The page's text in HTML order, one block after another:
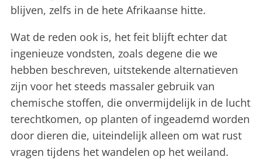
blijven, zelfs in de hete Afrikaanse hitte.
Wat de reden ook is, het feit blijft echter dat
ingenieuze vondsten, zoals degene die we
hebben beschreven, uitstekende alternatieven
zijn voor het steeds massaler gebruik van
chemische stoffen, die onvermijdelijk in de lucht
terechtkomen, op planten of ingeademd worden
door dieren die, uiteindelijk alleen om wat rust
vragen tijdens het wandelen op het weiland.